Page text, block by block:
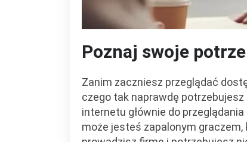
Poznaj swoje
Zanim zaczniesz przeglądać
czego tak naprawdę
internetu głównie do
może jesteś zapalonym graczem,